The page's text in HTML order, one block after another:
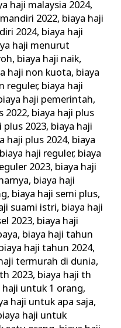
haji malaysia 2024,
2022, biaya haji
2024, biaya haji
haji menurut
, biaya haji naik,
haji non kuota, biaya
reguler, biaya haji
haji pemerintah,
2022, biaya haji plus
plus 2023, biaya haji
haji plus 2024, biaya
biaya haji reguler, biaya
2023, biaya haji
, biaya haji
, biaya haji semi plus,
suami istri, biaya haji
2023, biaya haji
, biaya haji tahun
haji tahun 2024,
termurah di dunia,
2023, biaya haji th
haji untuk 1 orang,
haji untuk apa saja,
haji untuk